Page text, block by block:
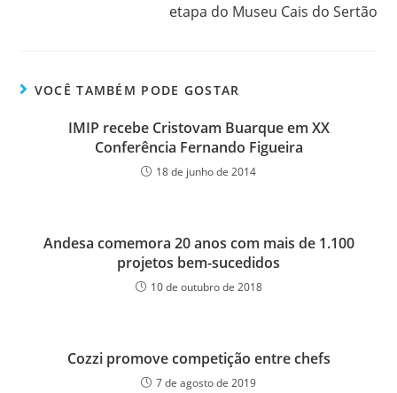
etapa do Museu Cais do Sertão
VOCÊ TAMBÉM PODE GOSTAR
IMIP recebe Cristovam Buarque em XX
Conferência Fernando Figueira
18 de junho de 2014
Andesa comemora 20 anos com mais de 1.100
projetos bem-sucedidos
10 de outubro de 2018
Cozzi promove competição entre chefs
7 de agosto de 2019